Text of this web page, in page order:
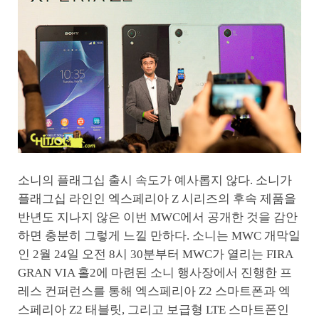
소니의 플래그십 출시 속도가 예사롭지 않다. 소니가
플래그십 라인인 엑스페리아 Z 시리즈의 후속 제품을
반년도 지나지 않은 이번 MWC에서 공개한 것을 감안
하면 충분히 그렇게 느낄 만하다. 소니는 MWC 개막일
인 2월 24일 오전 8시 30분부터 MWC가 열리는 FIRA
GRAN VIA 홀2에 마련된 소니 행사장에서 진행한 프
레스 컨퍼런스를 통해 엑스페리아 Z2 스마트폰과 엑
스페리아 Z2 태블릿, 그리고 보급형 LTE 스마트폰인